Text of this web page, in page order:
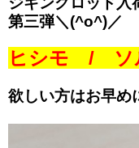
第三弾＼(^o^)／
ヒシモ / ソ
欲しい方はお早め